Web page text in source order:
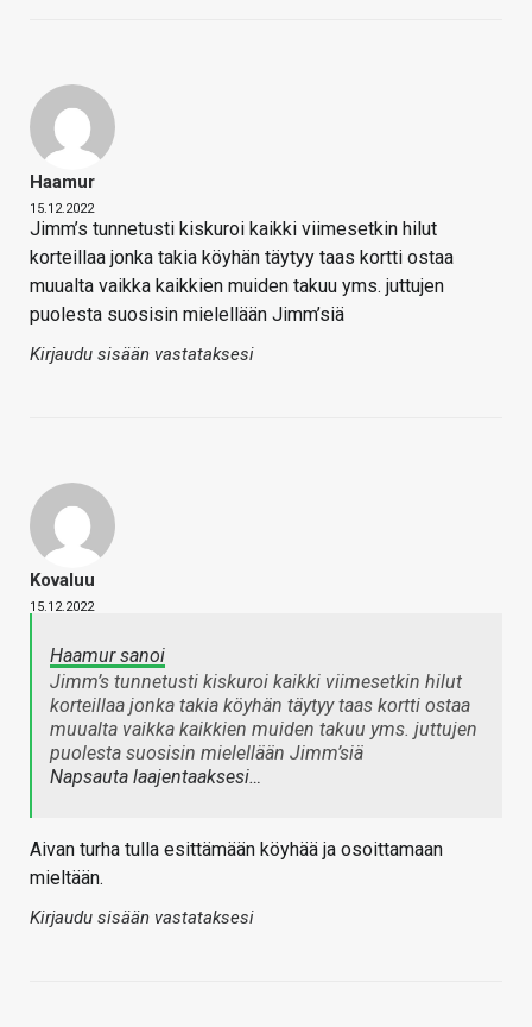
Haamur
15.12.2022
Jimm’s tunnetusti kiskuroi kaikki viimesetkin hilut
korteillaa jonka takia köyhän täytyy taas kortti ostaa
muualta vaikka kaikkien muiden takuu yms. juttujen
puolesta suosisin mielellään Jimm’siä
Kirjaudu sisään vastataksesi
Kovaluu
15.12.2022
Haamur sanoi
Jimm’s tunnetusti kiskuroi kaikki viimesetkin hilut
korteillaa jonka takia köyhän täytyy taas kortti ostaa
muualta vaikka kaikkien muiden takuu yms. juttujen
puolesta suosisin mielellään Jimm’siä
Napsauta laajentaaksesi…
Aivan turha tulla esittämään köyhää ja osoittamaan
mieltään.
Kirjaudu sisään vastataksesi